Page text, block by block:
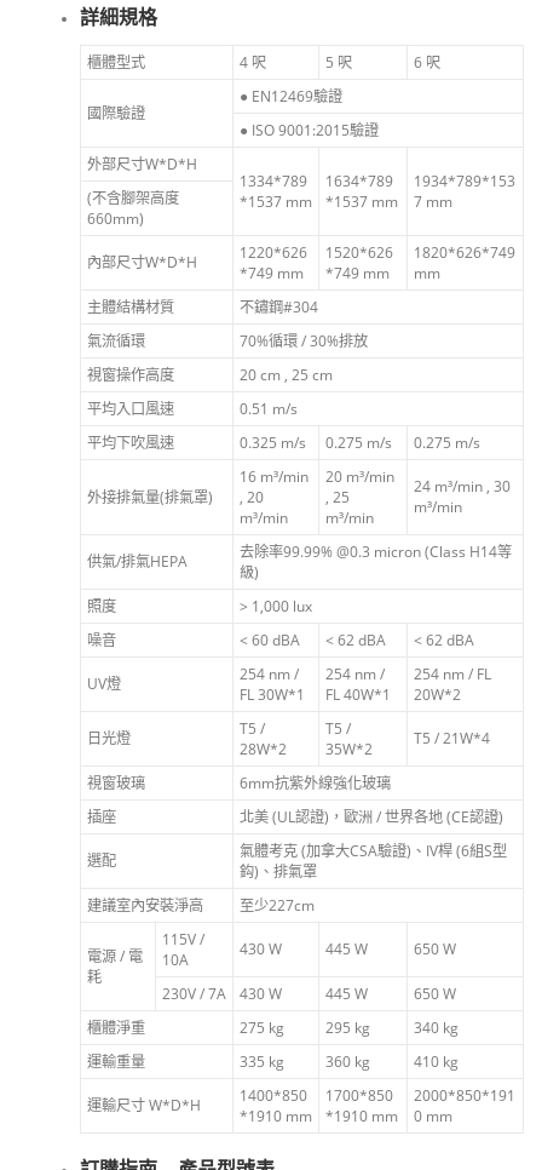
詳細規格
櫃體型式 4 呎 5 呎 6 呎
國際驗證
● EN12469驗證
● ISO 9001:2015驗證
外部尺寸W*D*H
1334*789
*1537 mm
1634*789
*1537 mm
1934*789*153
7 mm
(不含腳架高度
660mm)
內部尺寸W*D*H
1220*626
*749 mm
1520*626
*749 mm
1820*626*749
mm
主體結構材質
不鏽鋼#304
氣流循環
70%循環 / 30%排放
視窗操作高度
20 cm , 25 cm
平均入口風速
0.51 m/s
平均下吹風速
0.325 m/s 0.275 m/s 0.275 m/s
外接排氣量(排氣罩)
16 m³/min
, 20
m³/min
20 m³/min
, 25
m³/min
24 m³/min , 30
m³/min
供氣/排氣HEPA
去除率99.99% @0.3 micron (Class H14等
級)
照度
> 1,000 lux
噪音
< 60 dBA < 62 dBA < 62 dBA
UV燈
254 nm /
FL 30W*1
254 nm /
FL 40W*1
254 nm / FL
20W*2
日光燈
T5 /
28W*2
T5 /
35W*2
T5 / 21W*4
視窗玻璃
6mm抗紫外線強化玻璃
插座
北美 (UL認證)，歐洲 / 世界各地 (CE認證)
選配
氣體考克 (加拿大CSA驗證)、IV桿 (6組S型
鈎)、排氣罩
建議室內安裝淨高
至少227cm
電源 / 電
耗
115V /
10A
430 W 445 W 650 W
230V / 7A 430 W 445 W
650 W
櫃體淨重
275 kg 295 kg
340 kg
運輸重量
335 kg 360 kg 410 kg
運輸尺寸 W*D*H
1400*850
*1910 mm
1700*850
*1910 mm
2000*850*191
0 mm